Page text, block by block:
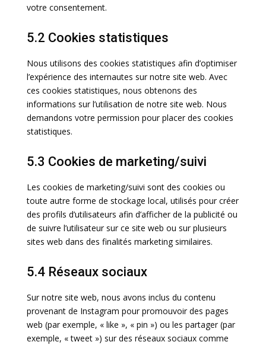
votre consentement.
5.2 Cookies statistiques
Nous utilisons des cookies statistiques afin d’optimiser
l’expérience des internautes sur notre site web. Avec
ces cookies statistiques, nous obtenons des
informations sur l’utilisation de notre site web. Nous
demandons votre permission pour placer des cookies
statistiques.
5.3 Cookies de marketing/suivi
Les cookies de marketing/suivi sont des cookies ou
toute autre forme de stockage local, utilisés pour créer
des profils d’utilisateurs afin d’afficher de la publicité ou
de suivre l’utilisateur sur ce site web ou sur plusieurs
sites web dans des finalités marketing similaires.
5.4 Réseaux sociaux
Sur notre site web, nous avons inclus du contenu
provenant de Instagram pour promouvoir des pages
web (par exemple, « like », « pin ») ou les partager (par
exemple, « tweet ») sur des réseaux sociaux comme